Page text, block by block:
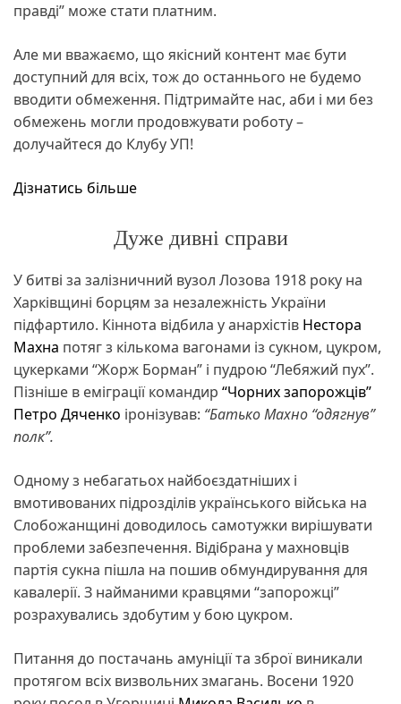
правді” може стати платним.
Але ми вважаємо, що якісний контент має бути
доступний для всіх, тож до останнього не будемо
вводити обмеження. Підтримайте нас, аби і ми без
обмежень могли продовжувати роботу –
долучайтеся до Клубу УП!
Дізнатись більше
Дуже дивні справи
У битві за залізничний вузол Лозова 1918 року на
Харківщині борцям за незалежність України
підфартило. Кіннота відбила у анархістів Нестора
Махна потяг з кількома вагонами із сукном, цукром,
цукерками “Жорж Борман” і пудрою “Лебяжий пух”.
Пізніше в еміграції командир “Чорних запорожців”
Петро Дяченко іронізував: “Батько Махно “одягнув”
полк”.
Одному з небагатьох найбоєздатніших і
вмотивованих підрозділів українського війська на
Слобожанщині доводилось самотужки вирішувати
проблеми забезпечення. Відібрана у махновців
партія сукна пішла на пошив обмундирування для
кавалерії. З найманими кравцями “запорожці”
розрахувались здобутим у бою цукром.
Питання до постачань амуніції та зброї виникали
протягом всіх визвольних змагань. Восени 1920